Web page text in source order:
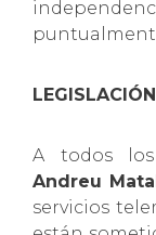
LEGISLACIÓN
A todos
Andreu
servicios